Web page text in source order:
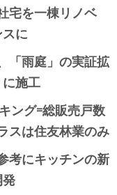
宅を一棟リノベ
に
「雨庭」の実証拡
施工
ング=総販売戸数
スは住友林業のみ
考にキッチンの新